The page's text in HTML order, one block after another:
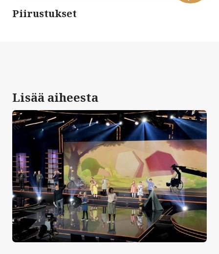
Piirustukset
Lisää aiheesta